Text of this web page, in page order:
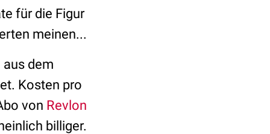
für die Figur
meinen...
dem
Kosten pro
von Revlon
billiger.